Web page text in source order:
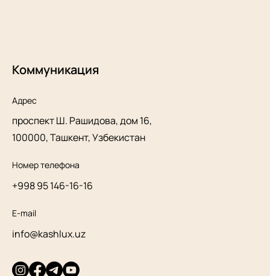
Коммуникация
Адрес
проспект Ш. Рашидова, дом 16,
100000, Ташкент, Узбекистан
Номер телефона
+998 95 146-16-16
E-mail
info@kashlux.uz